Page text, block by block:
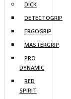
DICK
DETECTOGRIP
ERGOGRIP
MASTERGRIP
PRO
DYNAMIC
RED
SPIRIT